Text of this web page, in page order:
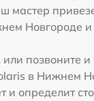
мастер
Новгороде и
позвоните
в Нижнем
и определит